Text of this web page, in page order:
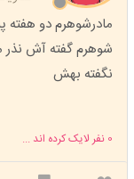
مادرشوهرم دو هفته
شوهرم گفته آش
نگفته بهش
0 نفر لایک کرده اند ...